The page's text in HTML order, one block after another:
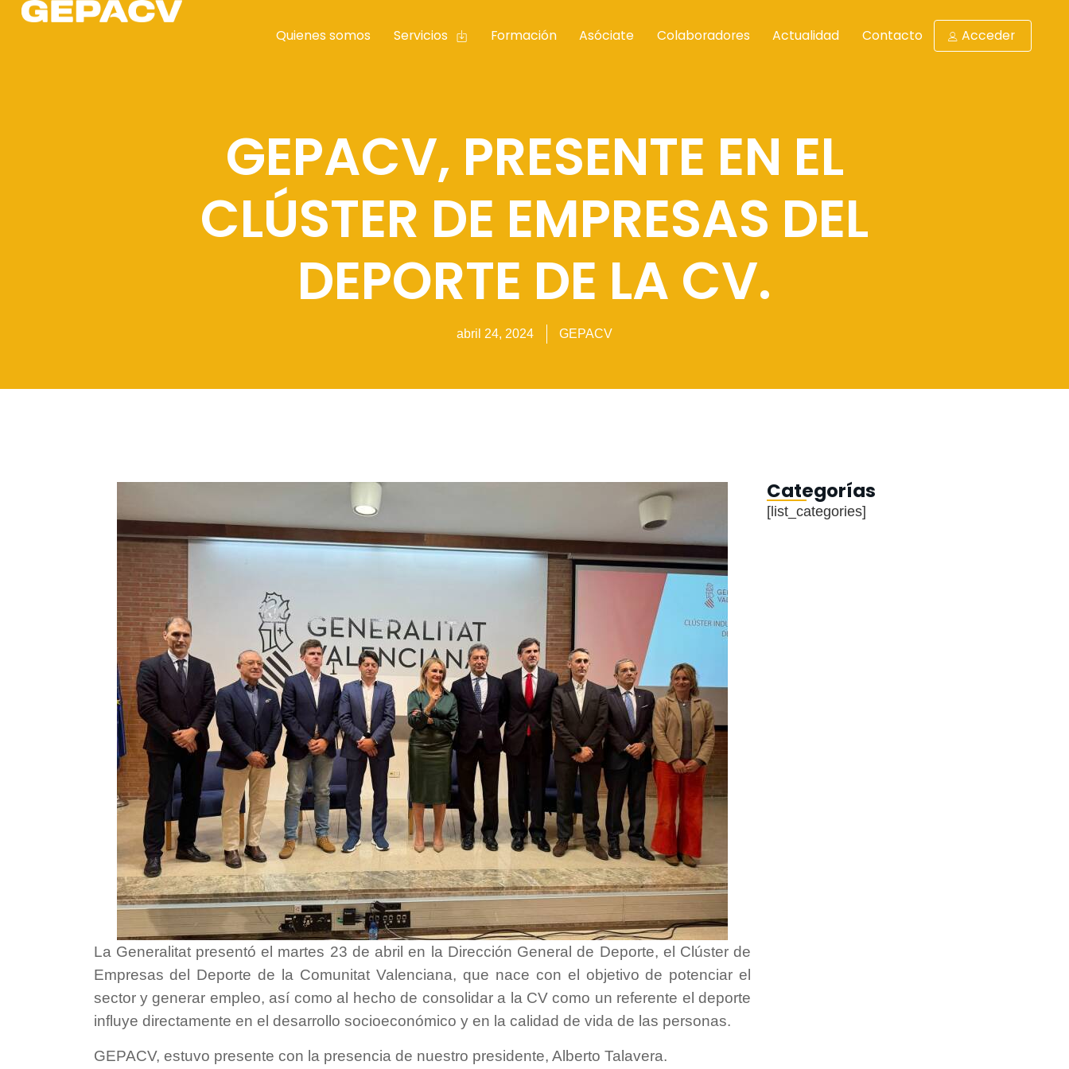
Quienes somos Servicios Formación Asóciate Colaboradores Actualidad Contacto Acceder
GEPACV, PRESENTE EN EL
CLÚSTER DE EMPRESAS DEL
DEPORTE DE LA CV.
abril 24, 2024 GEPACV
La Generalitat presentó el martes 23 de abril en la Dirección General de Deporte, el Clúster de
Empresas del Deporte de la Comunitat Valenciana, que nace con el objetivo de potenciar el
sector y generar empleo, así como al hecho de consolidar a la CV como un referente el deporte
influye directamente en el desarrollo socioeconómico y en la calidad de vida de las personas.
GEPACV, estuvo presente con la presencia de nuestro presidente, Alberto Talavera.
Categorías
[list_categories]